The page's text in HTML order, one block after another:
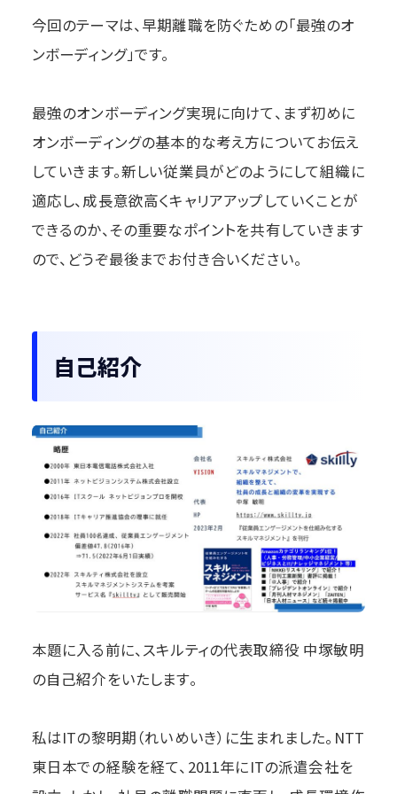
今回のテーマは、早期離職を防ぐための「最強のオ
ンボーディング」です。
最強のオンボーディング実現に向けて、まず初めに
オンボーディングの基本的な考え方についてお伝え
していきます。新しい従業員がどのようにして組織に
適応し、成長意欲高くキャリアアップしていくことが
できるのか、その重要なポイントを共有していきます
ので、どうぞ最後までお付き合いください。
自己紹介
本題に入る前に、スキルティの代表取締役 中塚敏明
の自己紹介をいたします。
私はITの黎明期（れいめいき）に生まれました。NTT
東日本での経験を経て、2011年にITの派遣会社を